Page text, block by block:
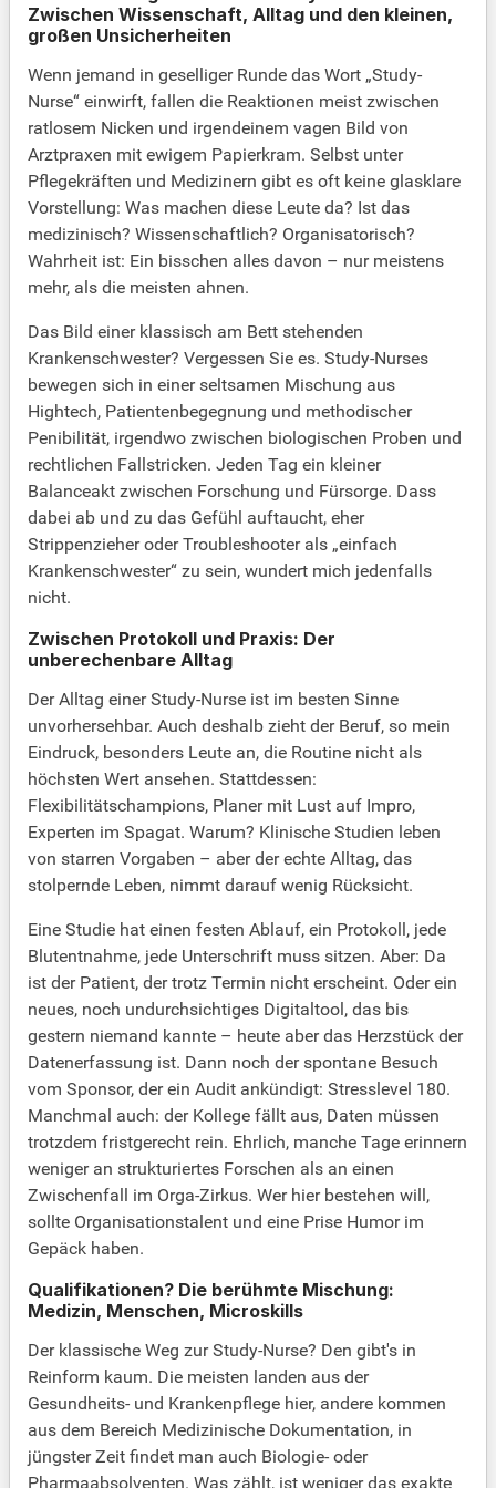
Zwischen Wissenschaft, Alltag und den kleinen,
großen Unsicherheiten
Wenn jemand in geselliger Runde das Wort „Study-
Nurse“ einwirft, fallen die Reaktionen meist zwischen
ratlosem Nicken und irgendeinem vagen Bild von
Arztpraxen mit ewigem Papierkram. Selbst unter
Pflegekräften und Medizinern gibt es oft keine glasklare
Vorstellung: Was machen diese Leute da? Ist das
medizinisch? Wissenschaftlich? Organisatorisch?
Wahrheit ist: Ein bisschen alles davon – nur meistens
mehr, als die meisten ahnen.
Das Bild einer klassisch am Bett stehenden
Krankenschwester? Vergessen Sie es. Study-Nurses
bewegen sich in einer seltsamen Mischung aus
Hightech, Patientenbegegnung und methodischer
Penibilität, irgendwo zwischen biologischen Proben und
rechtlichen Fallstricken. Jeden Tag ein kleiner
Balanceakt zwischen Forschung und Fürsorge. Dass
dabei ab und zu das Gefühl auftaucht, eher
Strippenzieher oder Troubleshooter als „einfach
Krankenschwester“ zu sein, wundert mich jedenfalls
nicht.
Zwischen Protokoll und Praxis: Der
unberechenbare Alltag
Der Alltag einer Study-Nurse ist im besten Sinne
unvorhersehbar. Auch deshalb zieht der Beruf, so mein
Eindruck, besonders Leute an, die Routine nicht als
höchsten Wert ansehen. Stattdessen:
Flexibilitätschampions, Planer mit Lust auf Impro,
Experten im Spagat. Warum? Klinische Studien leben
von starren Vorgaben – aber der echte Alltag, das
stolpernde Leben, nimmt darauf wenig Rücksicht.
Eine Studie hat einen festen Ablauf, ein Protokoll, jede
Blutentnahme, jede Unterschrift muss sitzen. Aber: Da
ist der Patient, der trotz Termin nicht erscheint. Oder ein
neues, noch undurchsichtiges Digitaltool, das bis
gestern niemand kannte – heute aber das Herzstück der
Datenerfassung ist. Dann noch der spontane Besuch
vom Sponsor, der ein Audit ankündigt: Stresslevel 180.
Manchmal auch: der Kollege fällt aus, Daten müssen
trotzdem fristgerecht rein. Ehrlich, manche Tage erinnern
weniger an strukturiertes Forschen als an einen
Zwischenfall im Orga-Zirkus. Wer hier bestehen will,
sollte Organisationstalent und eine Prise Humor im
Gepäck haben.
Qualifikationen? Die berühmte Mischung:
Medizin, Menschen, Microskills
Der klassische Weg zur Study-Nurse? Den gibt's in
Reinform kaum. Die meisten landen aus der
Gesundheits- und Krankenpflege hier, andere kommen
aus dem Bereich Medizinische Dokumentation, in
jüngster Zeit findet man auch Biologie- oder
Pharmaabsolventen. Was zählt, ist weniger das exakte